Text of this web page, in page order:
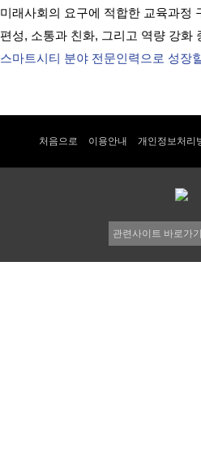
미래사회의 요구에 적합한 교육과정
편성, 소통과 친화, 그리고 역량 강화
스마트시티 분야 전문인력으로 성장
처음으로 이용안내 개인정보처리